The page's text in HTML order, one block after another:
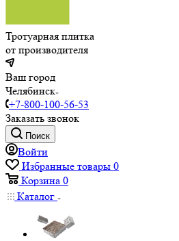
Тротуарная плитка
от производителя
Ваш город
Челябинск
+7-800-100-56-53
Заказать звонок
Поиск
Войти
Избранные товары 0
Корзина 0
Каталог